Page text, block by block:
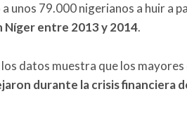
unos 79.000 nigerianos a huir a
entre 2013 y 2014.
datos muestra que los
durante la crisis financiera